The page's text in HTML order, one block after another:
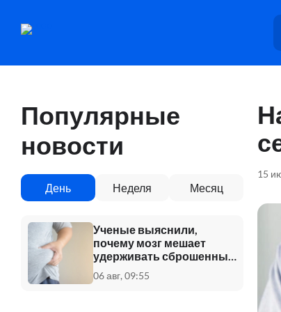
Популярные
новости
День Неделя Месяц
Ученые выяснили,
почему мозг мешает
удерживать сброшенный
вес
06 авг, 09:55
15